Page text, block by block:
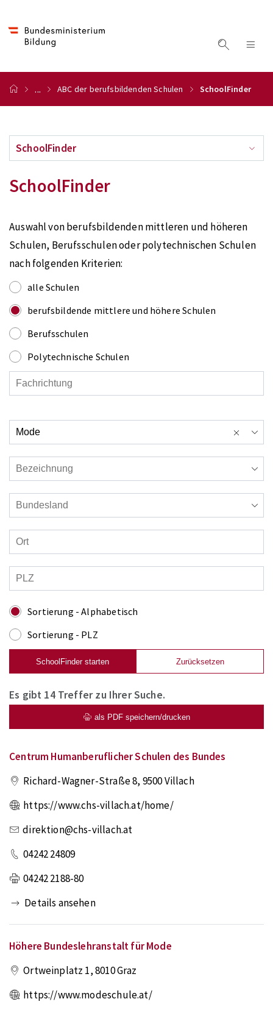
... ABC der berufsbildenden Schulen SchoolFinder
SchoolFinder
SchoolFinder
Auswahl von berufsbildenden mittleren und höheren
Schulen, Berufsschulen oder polytechnischen Schulen
nach folgenden Kriterien:
alle Schulen
berufsbildende mittlere und höhere Schulen
Berufsschulen
Polytechnische Schulen
Sortierung - Alphabetisch
Sortierung - PLZ
SchoolFinder starten Zurücksetzen
Es gibt 14Treffer zu Ihrer Suche.
als PDF speichern/drucken
Centrum Humanberuflicher Schulen des Bundes
Richard-Wagner-Straße 8, 9500Villach
https://www.chs-villach.at/home/
direktion@chs-villach.at
04242 24809
04242 2188-80
Details ansehen
Höhere Bundeslehranstalt für Mode
Ortweinplatz 1,8010Graz
https://www.modeschule.at/